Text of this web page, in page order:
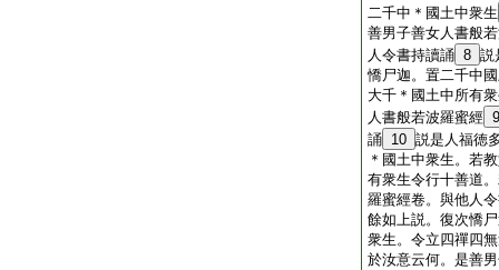
二千中＊國土中衆生
善男子善女人書般
人令書持讀誦 8 説
憍尸迦。置二千中
大千＊國土中所有
人書般若波羅蜜經 9
誦 10 説是人福徳
＊國土中衆生。若
有衆生令行十善道
羅蜜經卷。與他人
餘如上説。復次憍
衆生。令立四禪四
於汝意云何。是善